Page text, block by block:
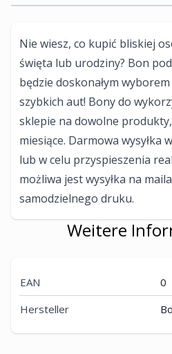
Nie wiesz, co kupić bliskiej
święta lub urodziny? Bon
będzie doskonałym
szybkich aut! Bony do
sklepie na dowolne
miesiące. Darmowa wysyłka
lub w celu przyspieszenia
możliwa jest wysyłka na
samodzielnego druku.
Weitere
EAN
0
Hersteller